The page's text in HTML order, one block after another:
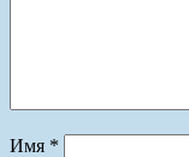
Имя *